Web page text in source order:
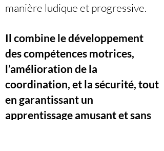
manière ludique et progressive.
Il combine le développement
des compétences motrices,
l’amélioration de la
coordination, et la sécurité, tout
en garantissant un
apprentissage amusant et sans